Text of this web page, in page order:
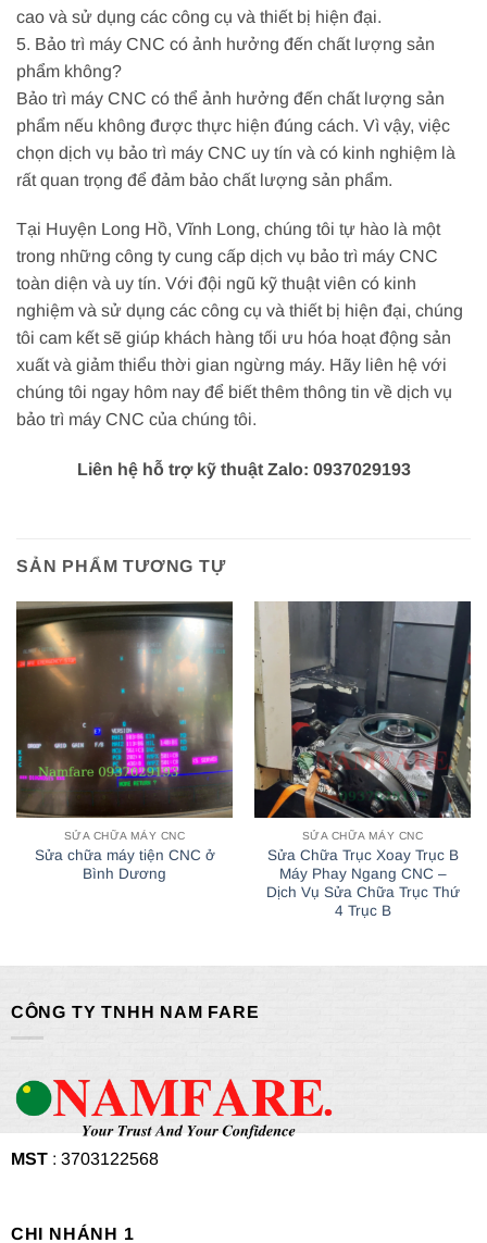
cao và sử dụng các công cụ và thiết bị hiện đại.
5. Bảo trì máy CNC có ảnh hưởng đến chất lượng sản
phẩm không?
Bảo trì máy CNC có thể ảnh hưởng đến chất lượng sản
phẩm nếu không được thực hiện đúng cách. Vì vậy, việc
chọn dịch vụ bảo trì máy CNC uy tín và có kinh nghiệm là
rất quan trọng để đảm bảo chất lượng sản phẩm.
Tại Huyện Long Hồ, Vĩnh Long, chúng tôi tự hào là một
trong những công ty cung cấp dịch vụ bảo trì máy CNC
toàn diện và uy tín. Với đội ngũ kỹ thuật viên có kinh
nghiệm và sử dụng các công cụ và thiết bị hiện đại, chúng
tôi cam kết sẽ giúp khách hàng tối ưu hóa hoạt động sản
xuất và giảm thiểu thời gian ngừng máy. Hãy liên hệ với
chúng tôi ngay hôm nay để biết thêm thông tin về dịch vụ
bảo trì máy CNC của chúng tôi.
Liên hệ hỗ trợ kỹ thuật Zalo: 0937029193
SẢN PHẨM TƯƠNG TỰ
SỬA CHỮA MÁY CNC
Sửa chữa máy tiện CNC ở
Bình Dương
SỬA CHỮA MÁY CNC
Sửa Chữa Trục Xoay Trục B
Máy Phay Ngang CNC –
Dịch Vụ Sửa Chữa Trục Thứ
4 Trục B
CÔNG TY TNHH NAM FARE
MST: 3703122568
CHI NHÁNH 1